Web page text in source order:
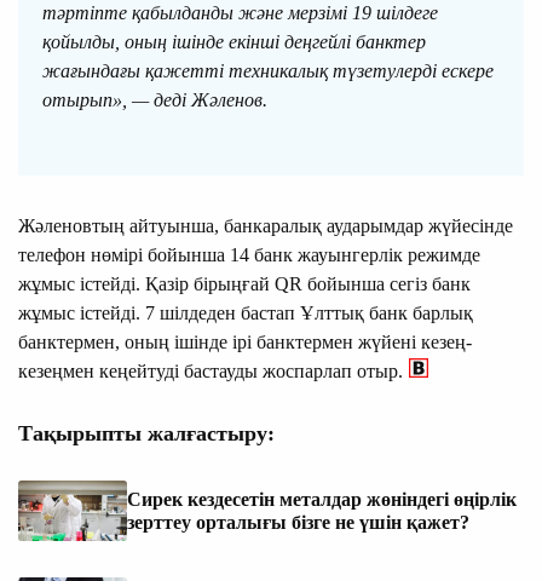
тәртіпте қабылданды және мерзімі 19 шілдеге
қойылды, оның ішінде екінші деңгейлі банктер
жағындағы қажетті техникалық түзетулерді ескере
отырып», — деді Жәленов.
Жәленовтың айтуынша, банкаралық аударымдар жүйесінде
телефон нөмірі бойынша 14 банк жауынгерлік режимде
жұмыс істейді. Қазір бірыңғай QR бойынша сегіз банк
жұмыс істейді. 7 шілдеден бастап Ұлттық банк барлық
банктермен, оның ішінде ірі банктермен жүйені кезең-
кезеңмен кеңейтуді бастауды жоспарлап отыр.
Тақырыпты жалғастыру:
Сирек кездесетін металдар жөніндегі өңірлік
зерттеу орталығы бізге не үшін қажет?